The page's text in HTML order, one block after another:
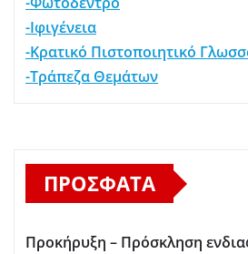
-Ιφιγένεια
-Κρατικό Πιστοποιητικό
-Τράπεζα Θεμάτων
ΠΡΌΣΦΑΤΑ
Προκήρυξη – Πρόσκληση